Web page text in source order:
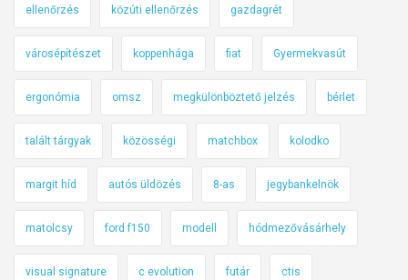
ellenőrzés közúti ellenőrzés gazdagrét
városépítészet koppenhága fiat Gyermekvasút
ergonómia omsz megkülönböztető jelzés bérlet
talált tárgyak közösségi matchbox kolodko
margit híd autós üldözés 8-as jegybankelnök
matolcsy ford f150 modell hódmezővásárhely
visual signature c evolution futár ctis